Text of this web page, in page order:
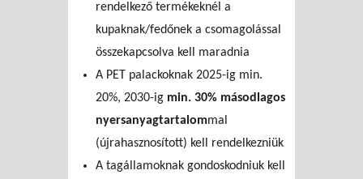
rendelkező termékeknél a
kupaknak/fedőnek a csomagolással
összekapcsolva kell maradnia
A PET palackoknak 2025-ig min.
20%, 2030-ig min. 30% másodlagos
nyersanyagtartalommal
(újrahasznosított) kell rendelkezniük
A tagállamoknak gondoskodniuk kell